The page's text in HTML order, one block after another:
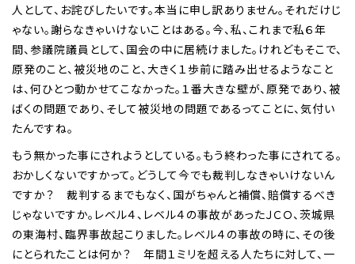
人として、お詫びしたいです。本当に申し訳ありません。それだけじ
ゃない。謝らなきゃいけないことはある。今、私、これまで私６年
間、参議院議員として、国会の中に居続けました。けれどもそこで、
原発のこと、被災地のこと、大きく１歩前に踏み出せるようなこと
は、何ひとつ動かせてこなかった。１番大きな壁が、原発であり、被
ばくの問題であり、そして被災地の問題であるってことに、気付い
たんですね。
もう無かった事にされようとしている。もう終わった事にされてる。
おかしくないですかって。どうして今でも裁判しなきゃいけないん
ですか？ 裁判するまでもなく、国がちゃんと補償、賠償するべき
じゃないですか。レベル４、レベル４の事故があったＪＣＯ、茨城県
の東海村、臨界事故起こりました。レベル４の事故の時に、その後
にとられたことは何か？ 年間１ミリを超える人たちに対して、一